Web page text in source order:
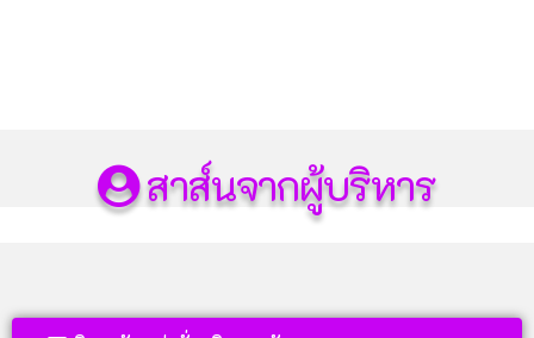
สาส์นจากผู้บริหาร